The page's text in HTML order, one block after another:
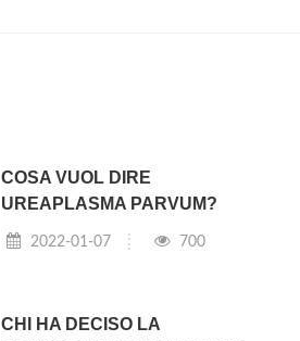
COSA VUOL DIRE
UREAPLASMA PARVUM?
2022-01-07 700
CHI HA DECISO LA